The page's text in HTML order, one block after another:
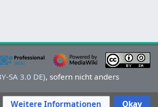
Weitere Informationen Okay
SA 3.0 DE), sofern nicht anders